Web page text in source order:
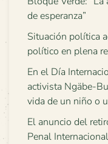
de esperanza”
Situación política
político en plena
En el Día
activista Ngäbe-
vida de un niño o
El anuncio del
Penal